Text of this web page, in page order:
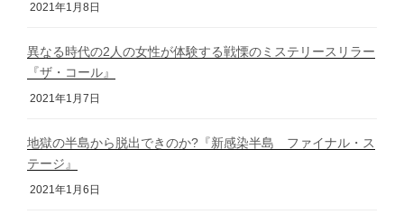
2021年1月8日
異なる時代の2人の女性が体験する戦慄のミステリースリラー
『ザ・コール』
2021年1月7日
地獄の半島から脱出できのか?『新感染半島 ファイナル・ス
テージ』
2021年1月6日